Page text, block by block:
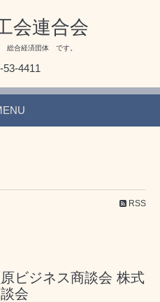
会連合会
た 総合経済団体 です。
53-4411
RSS
ビジネス商談会 株式
会